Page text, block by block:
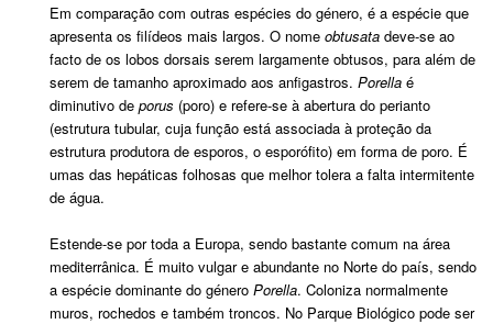
Em comparação com outras espécies do género, é a espécie que
apresenta os filídeos mais largos. O nome obtusata deve-se ao
facto de os lobos dorsais serem largamente obtusos, para além de
serem de tamanho aproximado aos anfigastros. Porella é
diminutivo de porus (poro) e refere-se à abertura do perianto
(estrutura tubular, cuja função está associada à proteção da
estrutura produtora de esporos, o esporófito) em forma de poro. É
umas das hepáticas folhosas que melhor tolera a falta intermitente
de água.
Estende-se por toda a Europa, sendo bastante comum na área
mediterrânica. É muito vulgar e abundante no Norte do país, sendo
a espécie dominante do género Porella. Coloniza normalmente
muros, rochedos e também troncos. No Parque Biológico pode ser